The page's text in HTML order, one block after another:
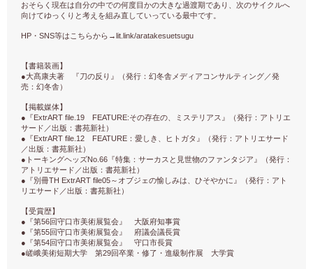
おそらく現在は自分の中での何度目かの大きな過渡期であり、次のサイクルへ
向けてゆっくりと考えを組み直していっている最中です。
HP ・ SNS等はこちらから→lit.link/aratakesuetsugu
【書籍装画】
●大髙康夫著 『刀の反り』（発行：幻冬舎メディアコンサルティング／発
売：幻冬舎）
【掲載媒体】
● 『ExtrART file.19 FEATURE:その存在の、ミステリアス』（発行：アトリエ
サード／出版：書苑新社）
● 『ExtrART file.12 FEATURE ：愛しき、ヒトガタ』（発行：アトリエサード
／出版：書苑新社）
● トーキングヘッズNo.66 『特集：サーカスと見世物のファンタジア』（発行：
アトリエサード／出版：書苑新社）
● 『別冊TH ExtrART file05～オブジェの愉しみは、ひそやかに』（発行：アト
リエサード／出版：書苑新社）
【受賞歴】
● 『第56 回守口市美術展覧会』 大阪府知事賞
● 『第55 回守口市美術展覧会』 府議会議長賞
● 『第54 回守口市美術展覧会』 守口市長賞
●嵯峨美術短期大学 第29 回卒業・修了・進級制作展 大学賞